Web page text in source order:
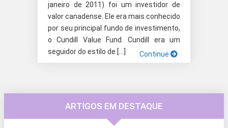
janeiro de 2011) foi um investidor de
valor canadense. Ele era mais conhecido
por seu principal fundo de investimento,
o Cundill Value Fund. Cundill era um
seguidor do estilo de […]
Continue
ARTIGOS EM DESTAQUE